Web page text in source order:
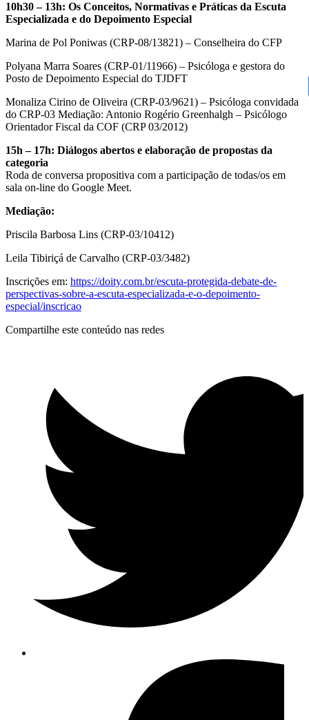
10h30 – 13h: Os Conceitos, Normativas e Práticas da Escuta
Especializada e do Depoimento Especial
Marina de Pol Poniwas (CRP-08/13821) – Conselheira do CFP
Polyana Marra Soares (CRP-01/11966) – Psicóloga e gestora do
Posto de Depoimento Especial do TJDFT
Monaliza Cirino de Oliveira (CRP-03/9621) – Psicóloga convidada
do CRP-03 Mediação: Antonio Rogério Greenhalgh – Psicólogo
Orientador Fiscal da COF (CRP 03/2012)
15h – 17h: Diálogos abertos e elaboração de propostas da
categoria
Roda de conversa propositiva com a participação de todas/os em
sala on-line do Google Meet.
Mediação:
Priscila Barbosa Lins (CRP-03/10412)
Leila Tibiriçá de Carvalho (CRP-03/3482)
Inscrições em: https://doity.com.br/escuta-protegida-debate-de-
perspectivas-sobre-a-escuta-especializada-e-o-depoimento-
especial/inscricao
Compartilhe este conteúdo nas redes